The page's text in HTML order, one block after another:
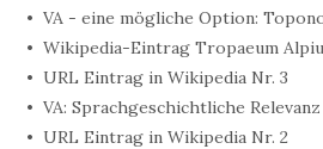
VA - eine mögliche Option:
Wikipedia-Eintrag Tropaeum
URL Eintrag in Wikipedia Nr. 3
VA: Sprachgeschichtliche
URL Eintrag in Wikipedia Nr. 2